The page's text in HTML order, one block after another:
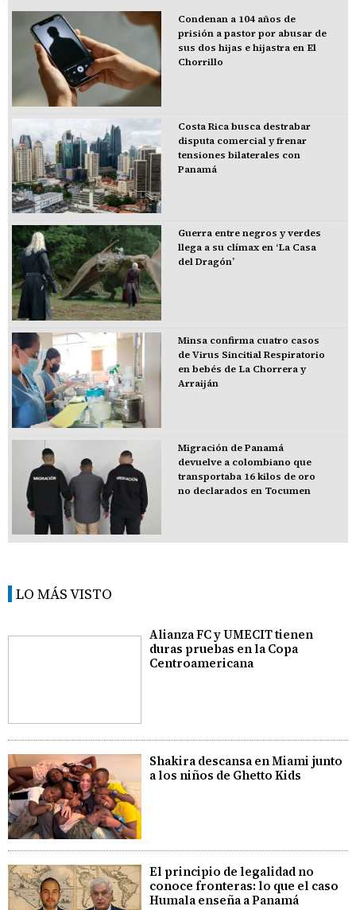
Condenan a 104 años de
prisión a pastor por abusar de
sus dos hijas e hijastra en El
Chorrillo
Costa Rica busca destrabar
disputa comercial y frenar
tensiones bilaterales con
Panamá
Guerra entre negros y verdes
llega a su clímax en ‘La Casa
del Dragón’
Minsa confirma cuatro casos
de Virus Sincitial Respiratorio
en bebés de La Chorrera y
Arraiján
Migración de Panamá
devuelve a colombiano que
transportaba 16 kilos de oro
no declarados en Tocumen
LO MÁS VISTO
Alianza FC y UMECIT tienen
duras pruebas en la Copa
Centroamericana
Shakira descansa en Miami junto
a los niños de Ghetto Kids
El principio de legalidad no
conoce fronteras: lo que el caso
Humala enseña a Panamá